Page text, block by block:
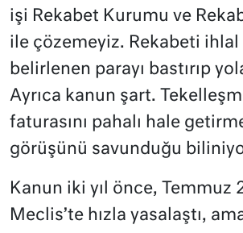
işi Rekabet Kurumu ve
ile çözemeyiz. Rekabeti
belirlenen parayı bastırıp
Ayrıca kanun şart.
faturasını pahalı hale
görüşünü savunduğu
Kanun iki yıl önce, Temmuz
Meclis’te hızla yasalaştı,